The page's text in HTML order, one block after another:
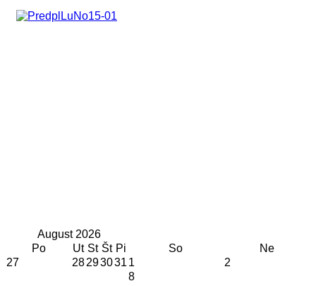
August 2026
Po
Ut St Št Pi So
Ne
27
28293031 1 2
8